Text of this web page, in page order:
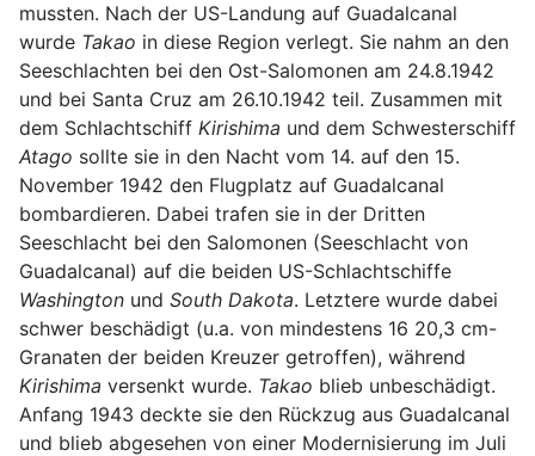
mussten. Nach der US-Landung auf Guadalcanal
wurde Takao in diese Region verlegt. Sie nahm an den
Seeschlachten bei den Ost-Salomonen am 24.8.1942
und bei Santa Cruz am 26.10.1942 teil. Zusammen mit
dem Schlachtschiff Kirishima und dem Schwesterschiff
Atago sollte sie in den Nacht vom 14. auf den 15.
November 1942 den Flugplatz auf Guadalcanal
bombardieren. Dabei trafen sie in der Dritten
Seeschlacht bei den Salomonen (Seeschlacht von
Guadalcanal) auf die beiden US-Schlachtschiffe
Washington und South Dakota. Letztere wurde dabei
schwer beschädigt (u.a. von mindestens 16 20,3 cm-
Granaten der beiden Kreuzer getroffen), während
Kirishima versenkt wurde. Takao blieb unbeschädigt.
Anfang 1943 deckte sie den Rückzug aus Guadalcanal
und blieb abgesehen von einer Modernisierung im Juli